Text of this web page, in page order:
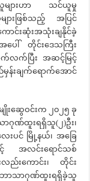
/သူများဟာ သင်ယူမှု
ားဖြစ်သည့် အပြင်
င်းဆုံးအသုံးချနိုင်ခဲ့
ေါ် တိုင်းဒေသကြီး
လက်ပြီး အဆင့်မြင့်
ချက်ရောက်အောင်
းဆွေဝင်းက ၂၀၂၅ ခု
ဏ်ထူးရရှိသူ(၂)ဦး၊
ပင် မြို့နယ်၊ အ‌ခြေ
င့် အလင်းရောင်သစ်
ည်းကောင်း၊ တိုင်း
)ဘာသာဂုဏ်ထူးရရှိခဲ့သူ